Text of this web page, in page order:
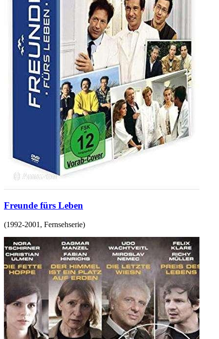
Freunde fürs Leben
(1992-2001 , Fernsehserie)